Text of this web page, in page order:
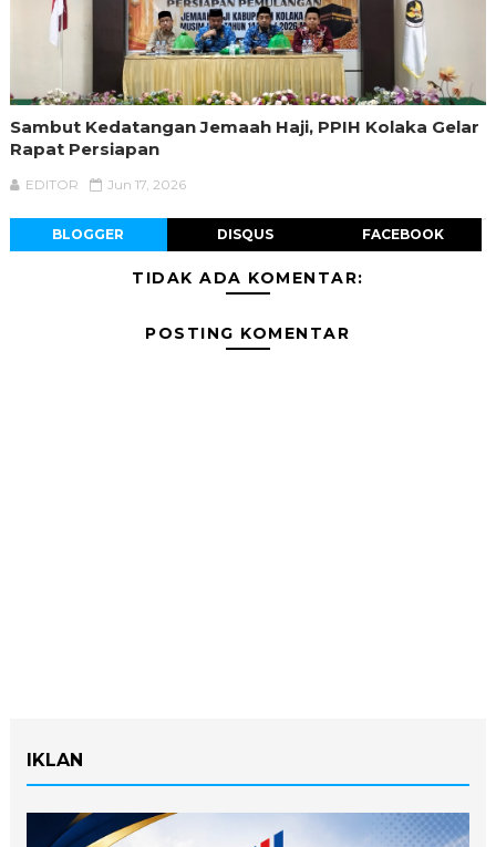
Sambut Kedatangan Jemaah Haji, PPIH Kolaka Gelar
Rapat Persiapan
EDITOR Jun 17, 2026
BLOGGER DISQUS FACEBOOK
TIDAK ADA KOMENTAR:
POSTING KOMENTAR
IKLAN